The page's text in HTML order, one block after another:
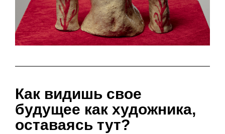
Как видишь свое
будущее как художника,
оставаясь тут?